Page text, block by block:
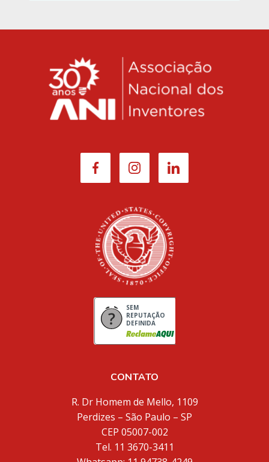
SEM
REPUTAÇÃO
DEFINIDA
CONTATO
R. Dr Homem de Mello, 1109
Perdizes – São Paulo – SP
CEP 05007-002
Tel. 11 3670-3411